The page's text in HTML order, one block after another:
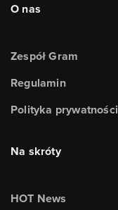
O nas
Zespół Gram
Regulamin
Polityka prywatności
Na skróty
HOT News